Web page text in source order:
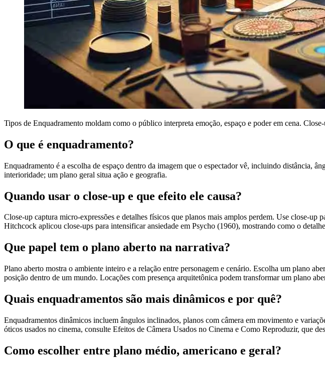
Tipos de Enquadramento moldam como o público interpreta emoção, espaço e poder em cena.
O que é enquadramento?
Enquadramento é a escolha de espaço dentro da imagem que o espectador vê, incluindo distância,
interioridade; um plano geral situa ação e geografia.
Quando usar o close-up e que efeito ele causa?
Close-up captura micro-expressões e detalhes físicos que planos mais amplos perdem. Use close-
Hitchcock aplicou close-ups para intensificar ansiedade em Psycho (1960), mostrando como o
Que papel tem o plano aberto na narrativa?
Plano aberto mostra o ambiente inteiro e a relação entre personagem e cenário. Escolha um plano
posição dentro de um mundo. Locações com presença arquitetônica podem transformar um plano
Quais enquadramentos são mais dinâmicos e por quê?
Enquadramentos dinâmicos incluem ângulos inclinados, planos com câmera em movimento e
óticos usados no cinema, consulte Efeitos de Câmera Usados no Cinema e Como Reproduzir, que
Como escolher entre plano médio, americano e geral?